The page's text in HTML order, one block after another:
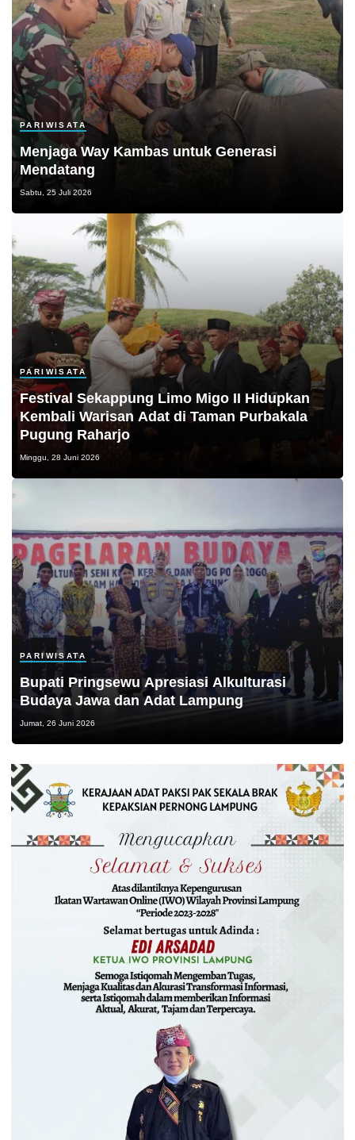
PARIWISATA
Menjaga Way Kambas untuk Generasi
Mendatang
Sabtu, 25 Juli 2026
PARIWISATA
Festival Sekappung Limo Migo II Hidupkan
Kembali Warisan Adat di Taman Purbakala
Pugung Raharjo
Minggu, 28 Juni 2026
PARIWISATA
Bupati Pringsewu Apresiasi Alkulturasi
Budaya Jawa dan Adat Lampung
Jumat, 26 Juni 2026